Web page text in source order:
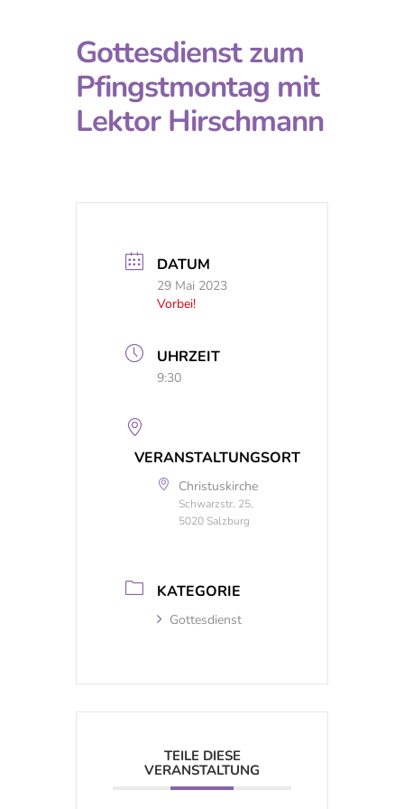
Gottesdienst zum
Pfingstmontag mit
Lektor Hirschmann
DATUM
29 Mai 2023
Vorbei!
UHRZEIT
9:30
VERANSTALTUNGSORT
Christuskirche
Schwarzstr. 25,
5020 Salzburg
KATEGORIE
Gottesdienst
TEILE DIESE
VERANSTALTUNG